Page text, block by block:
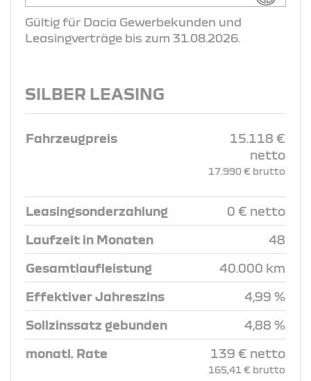
Gültig für Dacia Gewerbekunden und
Leasingverträge bis zum 31.08.2026.
SILBER LEASING
Fahrzeugpreis
15.118 €
netto
17.990 € brutto
Leasingsonderzahlung 0 € netto
Laufzeit in Monaten 48
Gesamtlaufleistung 40.000 km
Effektiver Jahreszins 4,99 %
Sollzinssatz gebunden 4,88 %
monatl. Rate 139 € netto
165,41 € brutto